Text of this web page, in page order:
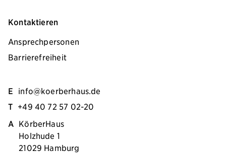
Kontaktieren
Ansprechpersonen
Barrierefreiheit
E info@koerberhaus.de
T +49 40 72 57 02-20
A KörberHaus
Holzhude 1
21029 Hamburg